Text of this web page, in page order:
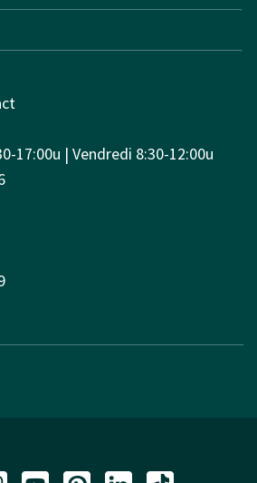
17:00u | Vendredi 8:30-12:00u